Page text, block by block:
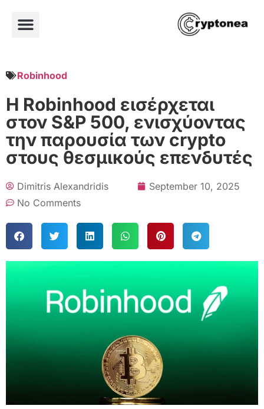
Robinhood
Η Robinhood εισέρχεται
στον S&P 500, ενισχύοντας
την παρουσία των crypto
στους θεσμικούς επενδυτές
Dimitris Alexandridis
September 10, 2025
No Comments